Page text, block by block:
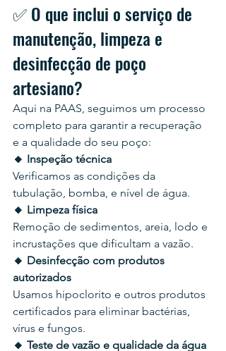
✅ O que inclui o serviço de
manutenção, limpeza e
desinfecção de poço
artesiano?
Aqui na PAAS, seguimos um processo
completo para garantir a recuperação
e a qualidade do seu poço:
🔸 Inspeção técnica
Verificamos as condições da
tubulação, bomba, e nível de água.
🔸 Limpeza física
Remoção de sedimentos, areia, lodo e
incrustações que dificultam a vazão.
🔸 Desinfecção com produtos
autorizados
Usamos hipoclorito e outros produtos
certificados para eliminar bactérias,
vírus e fungos.
🔸 Teste de vazão e qualidade da água